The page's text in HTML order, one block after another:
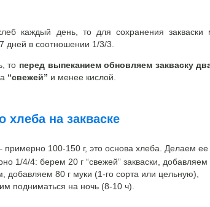
каждый день, то для сохранения закваски
дней в соотношении 1/3/3.
то перед выпеканием обновляем закваску
“свежей” и менее кислой.
хлеба на закваске
примерно 100-150 г, это основа хлеба. Делаем ее
1/4/4: берем 20 г “свежей” закваски, добавляем
добавляем 80 г муки (1-го сорта или цельную),
подниматься на ночь (8-10 ч).